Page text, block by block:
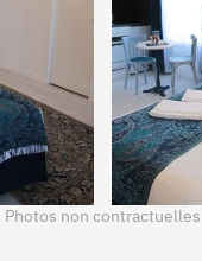
Photos non contractuelles